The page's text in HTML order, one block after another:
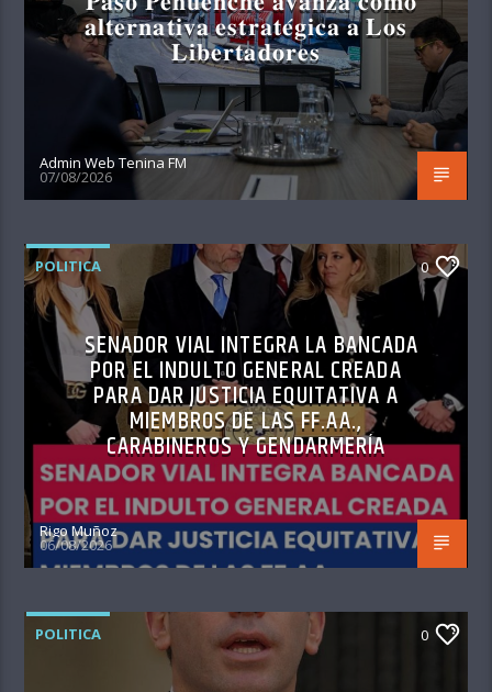
𝐚𝐥𝐭𝐞𝐫𝐧𝐚𝐭𝐢𝐯𝐚 𝐞𝐬𝐭𝐫𝐚𝐭𝐞́𝐠𝐢𝐜𝐚 𝐚 𝐋𝐨𝐬
𝐋𝐢𝐛𝐞𝐫𝐭𝐚𝐝𝐨𝐫𝐞𝐬
Admin Web Tenina FM
07/08/2026
POLITICA 0
SENADOR VIAL INTEGRA LA BANCADA
POR EL INDULTO GENERAL CREADA
PARA DAR JUSTICIA EQUITATIVA A
MIEMBROS DE LAS FF.AA.,
CARABINEROS Y GENDARMERÍA
Rigo Muñoz
06/08/2026
POLITICA 0